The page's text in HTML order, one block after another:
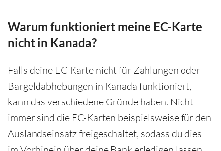
Warum funktioniert meine EC-Karte
nicht in Kanada?
Falls deine EC-Karte nicht für Zahlungen oder
Bargeldabhebungen in Kanada funktioniert,
kann das verschiedene Gründe haben. Nicht
immer sind die EC-Karten beispielsweise für den
Auslandseinsatz freigeschaltet, sodass du dies